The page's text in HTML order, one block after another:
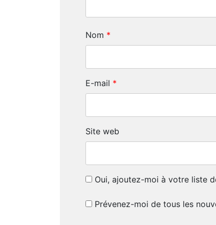
Nom *
E-mail *
Site web
Oui, ajoutez-moi à votre liste
Prévenez-moi de tous les